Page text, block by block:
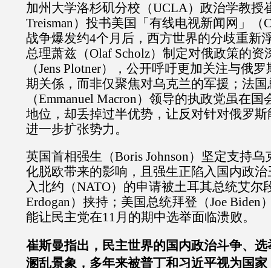
加州大学洛杉矶分校（UCLA）政治学教授
Treisman）投书美国「有线电视新闻网」（
战争爆发约4个月后，西方世界的分歧重新
总理萧兹（Olaf Scholz）制定对俄政策的资
（Jens Plotner），公开呼吁更加关注与俄
期关係，而非仅聚焦对乌克兰的军援；法
（Emmanuel Macron）领导的执政党虽在
地位，却丢掉过半优势，让反对针对俄罗
进一步扩张势力。
英国首相强生（Boris Johnson）坚定支持
化脱欧带来的影响，且强生正陷入国内政
入北约（NATO）的申请被土耳其总统艾尔
Erdogan）挟持；美国总统拜登（Joe Biden
能让民主党在11月的期中选举面临溃败。
崔斯曼指出，民主世界的国内政治斗争、
溷乱景象，多年来被普丁和习近平视为国